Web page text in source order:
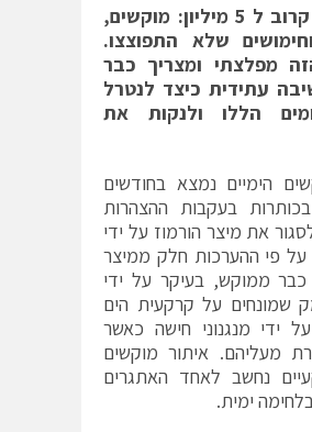
הלחימה, קרוב ל 5 מיליון: מוקשים,
שלא התפוצצו.
מפלצתי ומצריך כבר
עתידית כיצד לנטרל
הללו ולנקות את
הימיים נמצא בחודשים
בעקבות ההצהרות
את מיצר הורמוז על ידי
על פי ההערכות חלק ממיצר
ממוקש, בעיקר על ידי
שמונחים על קרקעית הים
ידי מנגנוני חישה כאשר
מעליהם. איתור מוקשים
נחשב לאחד האתגרים
ימית.